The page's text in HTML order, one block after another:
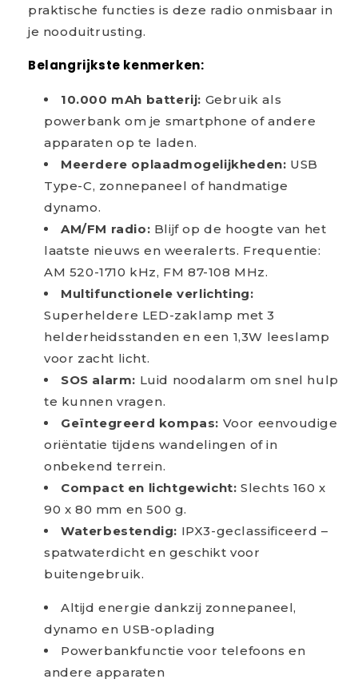
praktische functies is deze radio onmisbaar in
je nooduitrusting.
Belangrijkste kenmerken:
10.000 mAh batterij: Gebruik als
powerbank om je smartphone of andere
apparaten op te laden.
Meerdere oplaadmogelijkheden: USB
Type-C, zonnepaneel of handmatige
dynamo.
AM/FM radio: Blijf op de hoogte van het
laatste nieuws en weeralerts. Frequentie:
AM 520-1710 kHz, FM 87-108 MHz.
Multifunctionele verlichting:
Superheldere LED-zaklamp met 3
helderheidsstanden en een 1,3W leeslamp
voor zacht licht.
SOS alarm: Luid noodalarm om snel hulp
te kunnen vragen.
Geïntegreerd kompas: Voor eenvoudige
oriëntatie tijdens wandelingen of in
onbekend terrein.
Compact en lichtgewicht: Slechts 160 x
90 x 80 mm en 500 g.
Waterbestendig: IPX3-geclassificeerd –
spatwaterdicht en geschikt voor
buitengebruik.
Altijd energie dankzij zonnepaneel,
dynamo en USB-oplading
Powerbankfunctie voor telefoons en
andere apparaten